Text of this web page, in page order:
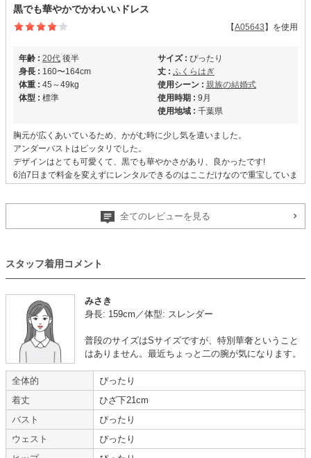
黒でも華やかでかわいいドレス
【A05643 】を使用
年齢 : 20代 後半
身長 : 160〜164cm
体重 : 45～49kg
体型 : 標準
サイズ : ぴったり
丈 : ふくらはぎ
使用シーン : 親族の結婚式
使用時期 : 9月
使用地域 : 千葉県
胸元が広くあいているため、かがむ時に少し気を遣いました。
アンダーバストはピッタリでした。
デザインはとても可愛くて、黒でも華やかさがあり、良かったです!
6泊7日まで料金を変えずにレンタルできるのはここだけなので重宝していま
【一緒に注文した商品】
年齢 : 20代
155〜159cm
体重 :45～49kg
体型 :
サイズ :ぴったり
丈 : ひざより下
使用シーン : 謝恩会
【一緒に注文した商品】
全てのレビューを見る
スタッフ着用コメント
みさき
身長: 159cm／体型: スレンダー
普段のサイズはSサイズですが、特別華奢ということ
はありません。最近ちょっと二の腕が気になります。
全体的
ぴったり
着丈
ひざ下21cm
バスト
ぴったり
ウェスト
ぴったり